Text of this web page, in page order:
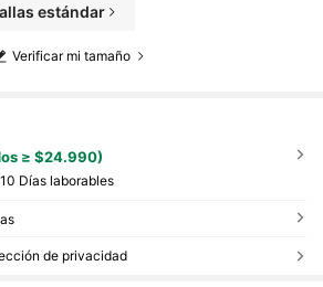
estándar
Verificar mi tamaño
≥ $24.990)
Días laborables
de privacidad